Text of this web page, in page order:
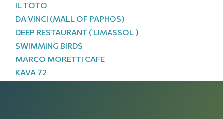
IL TOTO
DA VINCI (MALL OF PAPHOS)
DEEP RESTAURANT ( LIMASSOL )
SWIMMING BIRDS
MARCO MORETTI CAFE
KAVA 72